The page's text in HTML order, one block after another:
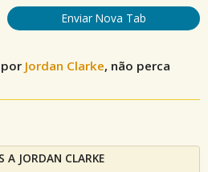
Enviar Nova Tab
Jordan Clarke, não perca
A JORDAN CLARKE